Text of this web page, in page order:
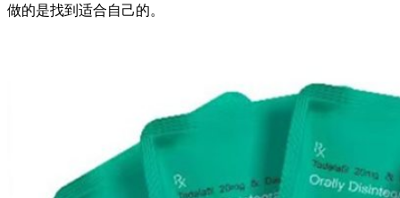
做的是找到适合自己的。